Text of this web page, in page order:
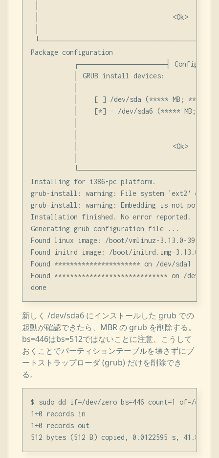
│                                  <Ok>
Package configuration
┌────────────────┤
│ GRUB install devices:
│    [ ] /dev/sda (***** MB;
│    [*] - /dev/sda6 (***** MB; /)
│                        <Ok>
Installing for i386-pc platform.
grub-install: warning: File system `ext2' doesn't
grub-install: warning: Embedding is not
Installation finished. No error reported.
Generating grub configuration file ...
Found linux image: /boot/vmlinuz-3.13.0-39-
Found initrd image: /boot/initrd.img-3.13.0-39-
Found ********************** on /dev/sda1
Found ***************************** on /dev/sda7
done
新しく /dev/sda6 にインストールした grub での
起動が確認できたら、MBR の grub を削除する。
bs=446はbs=512ではないことに注意、こうして
おくことでパーティションテーブルを壊さずにブ
ートストラップローダ (grub) だけを削除でき
る。
$ sudo dd if=/dev/zero bs=446 count=1 of=/dev/
1+0 records in
1+0 records out